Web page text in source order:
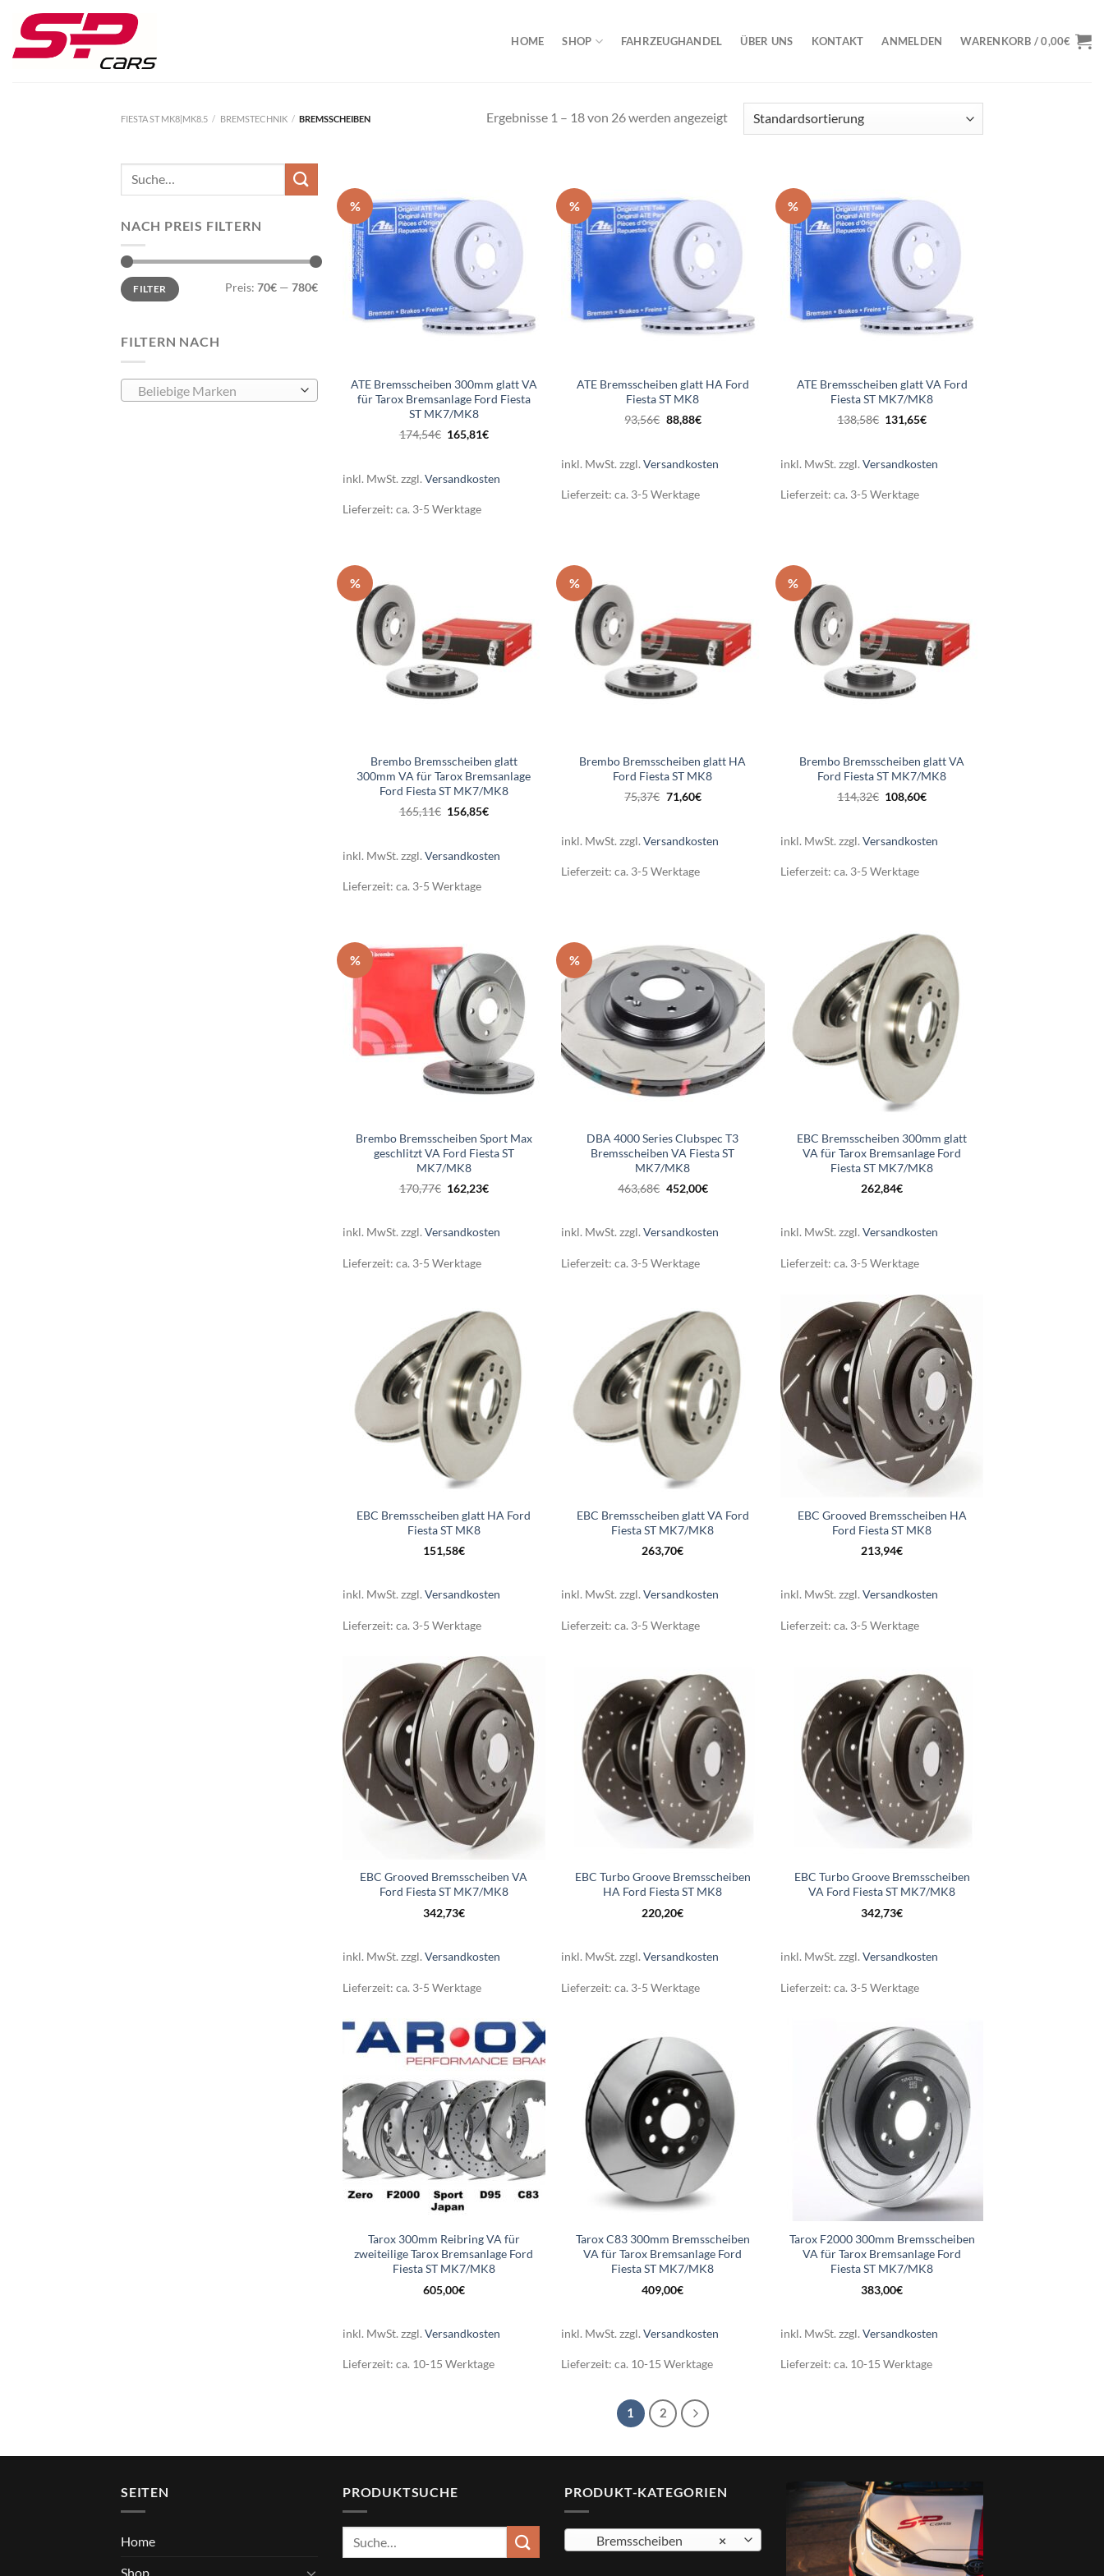
Inhalt
springen
HOME SHOP FAHRZEUGHANDEL ÜBER UNS KONTAKT ANMELDEN WARENKORB /0,00€
FIESTA ST MK8|MK8.5 / BREMSTECHNIK / BREMSSCHEIBEN Ergebnisse 1 – 18 von 26 werden angezeigt
Suche
NACH PREIS FILTERN
Min.
Preis
Max.
PreisFILTER Preis: 70€ — 780€
FILTERN NACH
Beliebige Marken
%
ATE Bremsscheiben 300mm glatt VA
für Tarox Bremsanlage Ford Fiesta
ST MK7/MK8
174,54€ Ursprünglicher
Preis
165,81€Aktueller
inkl. MwSt. zzgl. Versandkosten
Lieferzeit: ca. 3-5 Werktage
%
ATE Bremsscheiben glatt HA Ford
Fiesta ST MK8
93,56€ Ursprünglicher
Preis
88,88€Aktueller
inkl. MwSt. zzgl.Versandkosten
Lieferzeit:ca. 3-5 Werktage
%
ATE Bremsscheiben glatt VA Ford
Fiesta ST MK7/MK8
138,58€ Ursprünglicher
Preis
131,65€Aktueller
inkl. MwSt. zzgl.Versandkosten
Lieferzeit:ca. 3-5 Werktage
%
Brembo Bremsscheiben glatt
300mm VA für Tarox Bremsanlage
Ford Fiesta ST MK7/MK8
165,11€ Ursprünglicher
Preis
156,85€Aktueller
inkl. MwSt. zzgl. Versandkosten
Lieferzeit: ca. 3-5 Werktage
%
Brembo Bremsscheiben glatt HA
Ford Fiesta ST MK8
75,37€ Ursprünglicher
Preis
71,60€Aktueller
inkl. MwSt. zzgl.Versandkosten
Lieferzeit:ca. 3-5 Werktage
%
Brembo Bremsscheiben glatt VA
Ford Fiesta ST MK7/MK8
114,32€ Ursprünglicher
Preis
108,60€Aktueller
inkl. MwSt. zzgl.Versandkosten
Lieferzeit:ca. 3-5 Werktage
%
Brembo Bremsscheiben Sport Max
geschlitzt VA Ford Fiesta ST
MK7/MK8
170,77€ Ursprünglicher
Preis
162,23€Aktueller
inkl. MwSt.zzgl.Versandkosten
Lieferzeit: ca. 3-5 Werktage
%
DBA 4000 Series Clubspec T3
Bremsscheiben VA Fiesta ST
MK7/MK8
463,68€ Ursprünglicher
Preis
452,00€Aktueller
inkl. MwSt. zzgl.Versandkosten
Lieferzeit:ca. 3-5 Werktage
EBC Bremsscheiben 300mm glatt
VA für Tarox Bremsanlage Ford
Fiesta ST MK7/MK8
262,84€
inkl. MwSt.zzgl.Versandkosten
Lieferzeit:ca. 3-5 Werktage
EBC Bremsscheiben glatt HA Ford
Fiesta ST MK8
151,58€
inkl. MwSt. zzgl. Versandkosten
Lieferzeit: ca. 3-5 Werktage
EBC Bremsscheiben glatt VA Ford
Fiesta ST MK7/MK8
263,70€
inkl. MwSt. zzgl.Versandkosten
Lieferzeit:ca. 3-5 Werktage
EBC Grooved Bremsscheiben HA
Ford Fiesta ST MK8
213,94€
inkl. MwSt. zzgl.Versandkosten
Lieferzeit:ca. 3-5 Werktage
EBC Grooved Bremsscheiben VA
Ford Fiesta ST MK7/MK8
342,73€
inkl. MwSt. zzgl. Versandkosten
Lieferzeit: ca. 3-5 Werktage
EBC Turbo Groove Bremsscheiben
HA Ford Fiesta ST MK8
220,20€
inkl. MwSt. zzgl.Versandkosten
Lieferzeit:ca. 3-5 Werktage
EBC Turbo Groove Bremsscheiben
VA Ford Fiesta ST MK7/MK8
342,73€
inkl. MwSt. zzgl.Versandkosten
Lieferzeit:ca. 3-5 Werktage
Tarox 300mm Reibring VA für
zweiteilige Tarox Bremsanlage Ford
Fiesta ST MK7/MK8
605,00€
inkl. MwSt. zzgl. Versandkosten
Lieferzeit: ca. 10-15 Werktage
Tarox C83 300mm Bremsscheiben
VA für Tarox Bremsanlage Ford
Fiesta ST MK7/MK8
409,00€
inkl. MwSt. zzgl.Versandkosten
Lieferzeit:ca. 10-15 Werktage
Tarox F2000 300mm Bremsscheiben
VA für Tarox Bremsanlage Ford
Fiesta ST MK7/MK8
383,00€
inkl. MwSt. zzgl.Versandkosten
Lieferzeit:ca. 10-15 Werktage
1 2
SEITEN
Home
Shop
PRODUKTSUCHE
Suche
nach:
PRODUKT-KATEGORIEN
×
Bremsscheiben